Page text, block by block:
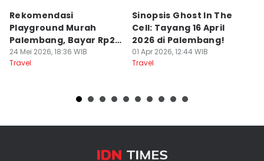
Rekomendasi
Playground Murah
Palembang, Bayar Rp20
Ribu Main Sepuasnya
24 Mei 2026, 18:36 WIB
Travel
Sinopsis Ghost In The
Cell: Tayang 16 April
2026 di Palembang!
01 Apr 2026, 12:44 WIB
Travel